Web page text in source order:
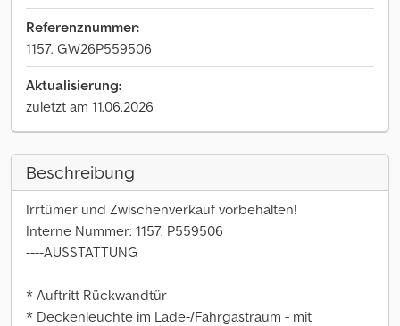
Referenznummer:
1157. GW26P559506
Aktualisierung:
zuletzt am 11.06.2026
Beschreibung
Irrtümer und Zwischenverkauf vorbehalten!
Interne Nummer: 1157. P559506
----AUSSTATTUNG
* Auftritt Rückwandtür
* Deckenleuchte im Lade-/Fahrgastraum - mit